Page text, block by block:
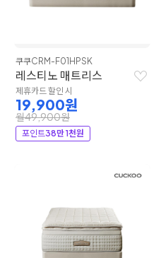
쿠쿠CRM-F01HPSK
레스티노 매트리스
제휴카드 할인 시
19,900원
월49,900원
포인트38만 1천원